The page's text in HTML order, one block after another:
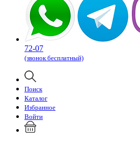
72-07
(звонок бесплатный)
Поиск
Каталог
Избранное
Войти